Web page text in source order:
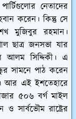
পার্টিগুলোর নেতাদের
করেন। কিন্তু সে
মুজিবুর রহমান।
ছাত্র জনসভা যার
আলম সিদ্দিকী। এ
সামনে পাঠ করেন
আর এই ইশতেহারে
৫০৬ বর্গ মাইল
সার্বভৌম রাষ্ট্রের